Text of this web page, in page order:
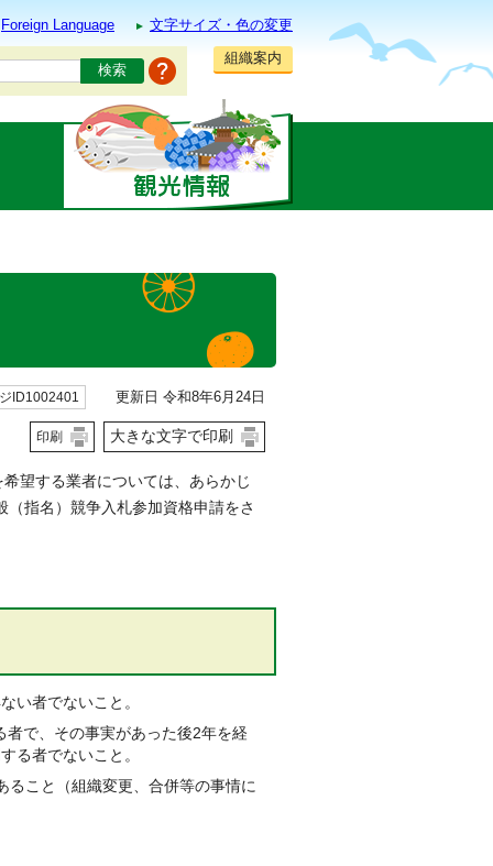
Foreign Language
文字サイズ・色の変更
組織案内
ID1002401 更新日 令和8年6月24日
印刷 大きな文字で印刷
望する業者については、あらかじ
指名）競争入札参加資格申請をさ
い者でないこと。
で、その事実があった後2年を経
る者でないこと。
ること（組織変更、合併等の事情に